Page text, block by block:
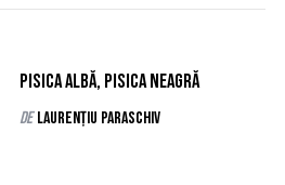
Pisica albă, pisica neagră
de Laurențiu Paraschiv